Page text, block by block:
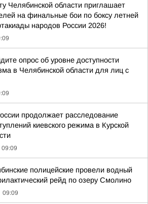
Челябинской области приглашает
на финальные бои по боксу летней
народов России 2026!
опрос об уровне доступности
в Челябинской области для лиц с
продолжает расследование
киевского режима в Курской
09:09
полицейские провели водный
рейд по озеру Смолино
09:09